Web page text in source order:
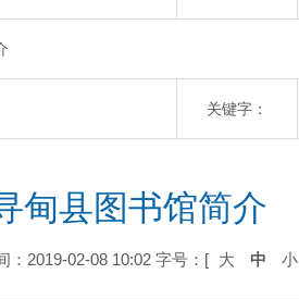
关键字：
甸县图书馆简介
：2019-02-08 10:02 字号：[ 大 中 小